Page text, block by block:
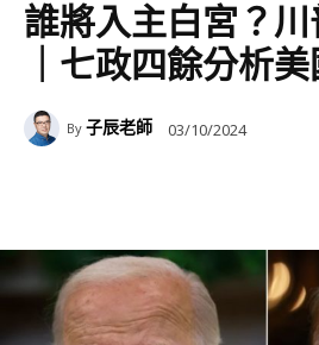
誰將入主白宮？川
｜七政四餘分析
By 子辰老師 03/10/2024